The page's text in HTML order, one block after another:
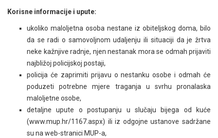
Korisne informacije i upute:
ukoliko maloljetna osoba nestane iz obiteljskog doma, bilo
da se radi o samovoljnom udaljenju ili situaciji da je žrtva
neke kažnjive radnje, njen nestanak mora se odmah prijaviti
najbližoj policijskoj postaji,
policija će zaprimiti prijavu o nestanku osobe i odmah će
poduzeti potrebne mjere traganja u svrhu pronalaska
maloljetne osobe,
detaljne upute o postupanju u slučaju bijega od kuće
(www.mup.hr/1167.aspx) ili iz odgojne ustanove sadržane
su na web-stranici MUP-a,